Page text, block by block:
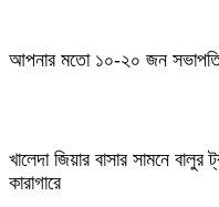
আপনার মতো ১০-২০ জন
খালেদা জিয়ার বাসার সামনে
কারাগারে